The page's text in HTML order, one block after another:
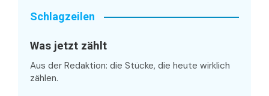
Schlagzeilen
Was jetzt zählt
Aus der Redaktion: die Stücke, die heute wirklich
zählen.